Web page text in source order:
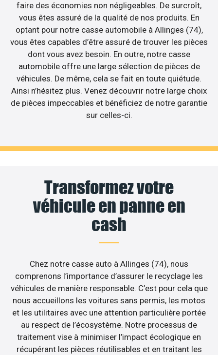
faire des économies non négligeables. De surcroît,
vous êtes assuré de la qualité de nos produits. En
optant pour notre casse automobile à Allinges (74),
vous êtes capables d’être assuré de trouver les pièces
dont vous avez besoin. En outre, notre casse
automobile offre une large sélection de pièces de
véhicules. De même, cela se fait en toute quiétude.
Ainsi n’hésitez plus. Venez découvrir notre large choix
de pièces impeccables et bénéficiez de notre garantie
sur celles-ci.
Transformez votre
véhicule en panne en
cash
Chez notre casse auto à Allinges (74), nous
comprenons l’importance d’assurer le recyclage les
véhicules de manière responsable. C’est pour cela que
nous accueillons les voitures sans permis, les motos
et les utilitaires avec une attention particulière portée
au respect de l’écosystème. Notre processus de
traitement vise à minimiser l’impact écologique en
récupérant les pièces réutilisables et en traitant les